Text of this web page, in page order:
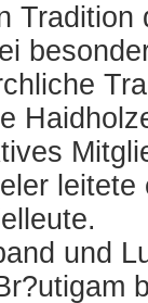
Tradition
und